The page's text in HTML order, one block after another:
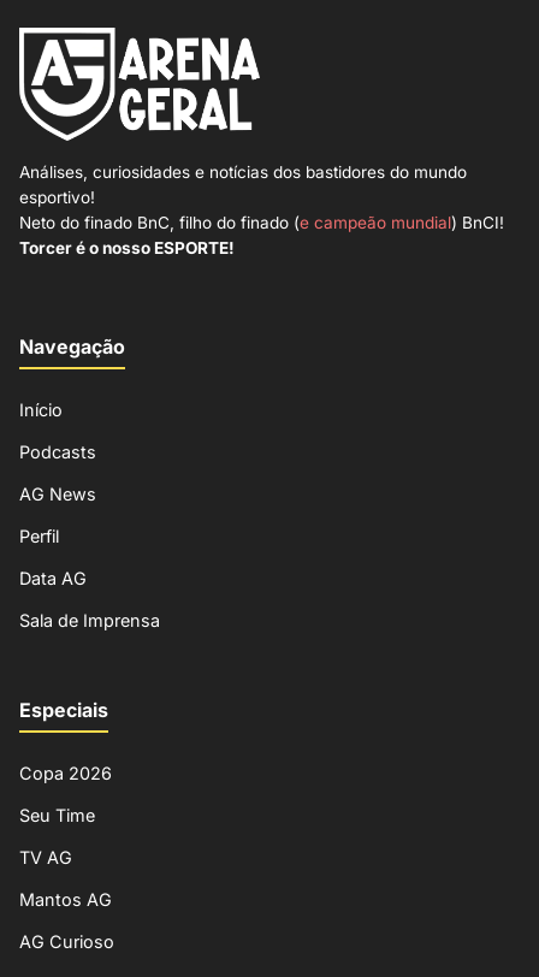
Análises, curiosidades e notícias dos bastidores do mundo
esportivo!
Neto do finado BnC, filho do finado (e campeão mundial) BnCI!
Torcer é o nosso ESPORTE!
Navegação
Início
Podcasts
AG News
Perfil
Data AG
Sala de Imprensa
Especiais
Copa 2026
Seu Time
TV AG
Mantos AG
AG Curioso